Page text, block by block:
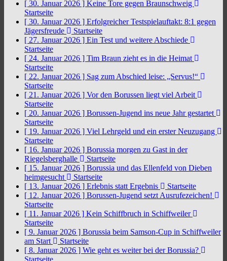
[ 30. Januar 2026 ] Keine Tore gegen Braunschweig
Startseite
[ 30. Januar 2026 ] Erfolgreicher Testspielauftakt: 8:1 gegen
Jägersfreude
Startseite
[ 27. Januar 2026 ] Ein Test und weitere Abschiede
Startseite
[ 24. Januar 2026 ] Tim Braun zieht es in die Heimat
Startseite
[ 22. Januar 2026 ] Sag zum Abschied leise: „Servus!“
Startseite
[ 21. Januar 2026 ] Vor den Borussen liegt viel Arbeit
Startseite
[ 20. Januar 2026 ] Borussen-Jugend ins neue Jahr gestartet
Startseite
[ 19. Januar 2026 ] Viel Lehrgeld und ein erster Neuzugang
Startseite
[ 16. Januar 2026 ] Borussia morgen zu Gast in der
Riegelsberghalle
Startseite
[ 15. Januar 2026 ] Borussia und das Ellenfeld von Dieben
heimgesucht
Startseite
[ 13. Januar 2026 ] Erlebnis statt Ergebnis
Startseite
[ 12. Januar 2026 ] Borussen-Jugend setzt Ausrufezeichen!
Startseite
[ 11. Januar 2026 ] Kein Schiffbruch in Schiffweiler
Startseite
[ 9. Januar 2026 ] Borussia beim Samson-Cup in Schiffweiler
am Start
Startseite
[ 8. Januar 2026 ] Wie geht es weiter bei der Borussia?
Startseite